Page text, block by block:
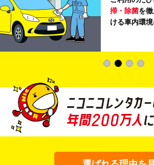
登録から4年
快適な車両
加料金は0円